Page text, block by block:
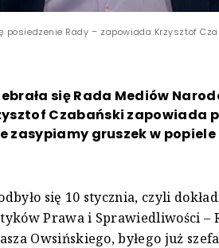
posiedzenie Rady – zapowiada Krzysztof
się Rada Mediów
Czabański zapowiada
zasypiamy gruszek w popiele
się 10 stycznia, czyli
Prawa i Sprawiedliwości –
Owsińskiego, byłego już